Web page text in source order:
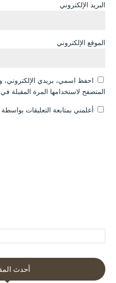
البريد الإلكتروني
الموقع الإلكتروني
احفظ اسمي، بريدي الإلكتروني،
المتصفح لاستخدامها المرة المقبلة في
أعلمني بمتابعة التعليقات بواسطة
أحدث